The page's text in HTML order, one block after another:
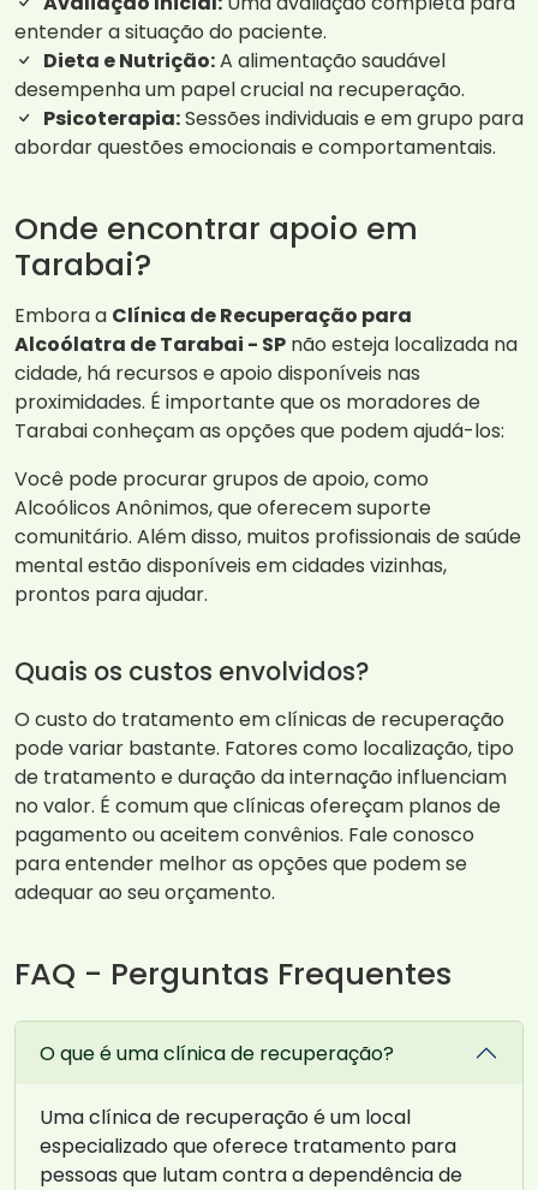
entender a situação do paciente.
Dieta e Nutrição:A alimentação saudável
desempenha um papel crucial na recuperação.
Psicoterapia:Sessões individuais e em grupo para
abordar questões emocionais e comportamentais.
Onde encontrar apoio em
Tarabai?
Embora a Clínica de Recuperação para
Alcoólatra de Tarabai - SP não esteja localizada na
cidade, há recursos e apoio disponíveis nas
proximidades. É importante que os moradores de
Tarabai conheçam as opções que podem ajudá-los:
Você pode procurar grupos de apoio, como
Alcoólicos Anônimos, que oferecem suporte
comunitário. Além disso, muitos profissionais de saúde
mental estão disponíveis em cidades vizinhas,
prontos para ajudar.
Quais os custos envolvidos?
O custo do tratamento em clínicas de recuperação
pode variar bastante. Fatores como localização, tipo
de tratamento e duração da internação influenciam
no valor. É comum que clínicas ofereçam planos de
pagamento ou aceitem convênios. Fale conosco
para entender melhor as opções que podem se
adequar ao seu orçamento.
FAQ - Perguntas Frequentes
O que é uma clínica de recuperação?
Uma clínica de recuperação é um local
especializado que oferece tratamento para
pessoas que lutam contra a dependência de